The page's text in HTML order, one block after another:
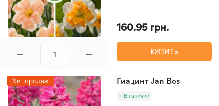
160.95 грн.
КУПИТЬ
Хит продаж Гиацинт Jan Bos
В наличии